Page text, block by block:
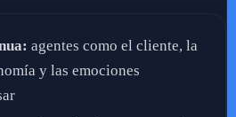
agentes como el cliente, la
y las emociones